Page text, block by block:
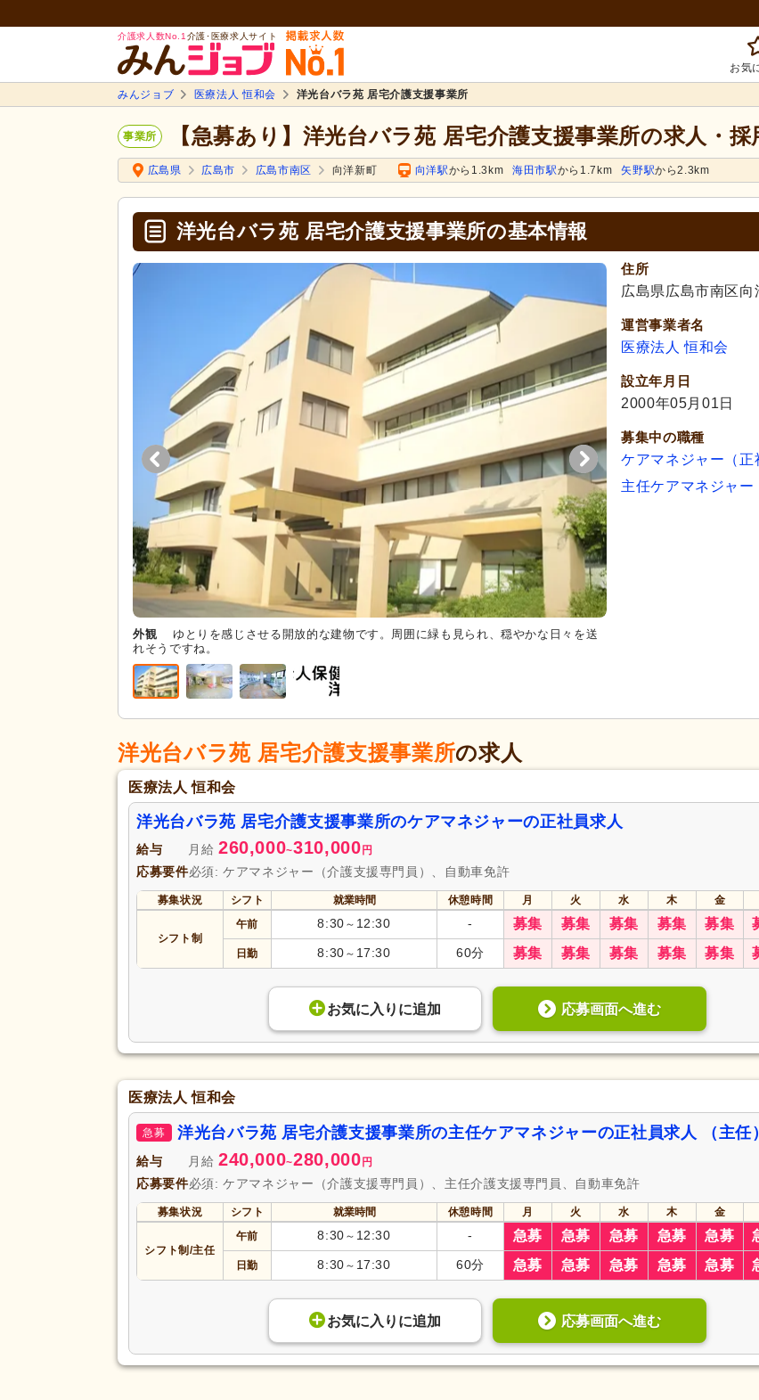
介護求人数No.1 介護･医療求人サイト
お気
みんジョブ 医療法人 恒和会 洋光台バラ苑 居宅介護支援事業所
事業所 【急募あり】洋光台バラ苑 居宅介護支援事業所の求人・採
広島県 広島市 広島市南区 向洋新町 向洋駅から1.3km 海田市駅から1.7km 矢野駅から2.3km
洋光台バラ苑 居宅介護支援事業所の基本情報
外観
ゆとりを感じさせる開放的な建物です。周囲に緑も見られ、穏やかな日々を送
れそうですね。
住所
広島県広島市南区
運営事業者名
医療法人 恒和会
設立年月日
2000年05月01日
募集中の職種
ケアマネジャー（正
主任ケアマネジャー
洋光台バラ苑 居宅介護支援事業所の求人
医療法人 恒和会
洋光台バラ苑 居宅介護支援事業所のケアマネジャーの正社員求人
給与 月給 260,000~310,000 円
応募要件必須: ケアマネジャー（介護支援専門員）、自動車免許
募集状況 シフト 就業時間 休憩時間 月 火 水 木 金
シフト制
午前 8:30 ～ 12:30 - 募集 募集 募集 募集 募集
日勤 8:30 ～ 17:30 60分 募集 募集 募集 募集 募集
お気に入り に追加 応募画面へ進む
医療法人 恒和会
急募 洋光台バラ苑 居宅介護支援事業所の主任ケアマネジャーの正社員求人 （主任）
給与 月給 240,000~280,000 円
応募要件必須: ケアマネジャー（介護支援専門員）、主任介護支援専門員、自動車免許
募集状況 シフト 就業時間 休憩時間 月 火 水 木 金
シフト制/主任
午前 8:30 ～ 12:30 - 急募 急募 急募 急募 急募
日勤 8:30 ～ 17:30 60分 急募 急募 急募 急募 急募
お気に入り に追加 応募画面へ進む